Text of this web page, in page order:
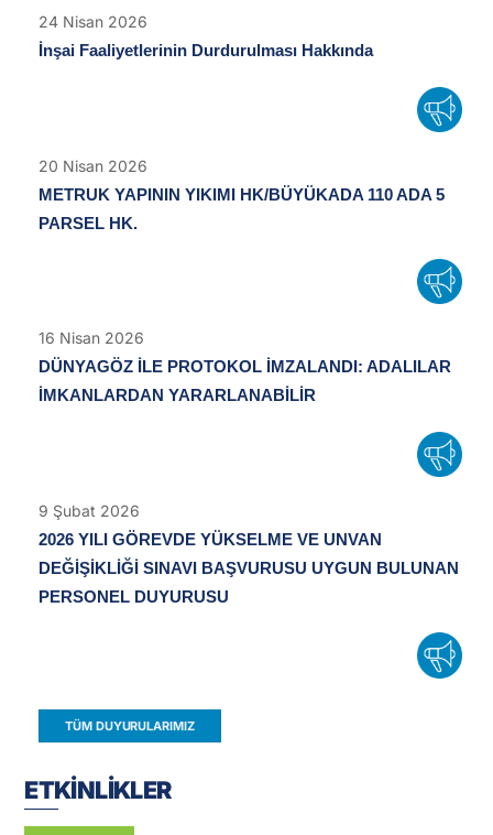
24 Nisan 2026
İnşai Faaliyetlerinin Durdurulması Hakkında
20 Nisan 2026
METRUK YAPININ YIKIMI HK/BÜYÜKADA 110 ADA 5
PARSEL HK.
16 Nisan 2026
DÜNYAGÖZ İLE PROTOKOL İMZALANDI: ADALILAR
İMKANLARDAN YARARLANABİLİR
9 Şubat 2026
2026 YILI GÖREVDE YÜKSELME VE UNVAN
DEĞİŞİKLİĞİ SINAVI BAŞVURUSU UYGUN BULUNAN
PERSONEL DUYURUSU
TÜM DUYURULARIMIZ
ETKİNLİKLER